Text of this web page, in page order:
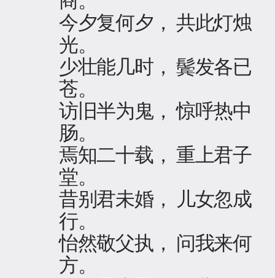
今夕复何夕， 共此灯烛
光。
少壮能几时， 鬓发各已
苍。
访旧半为鬼， 惊呼热中
肠。
焉知二十载， 重上君子
堂。
昔别君未婚， 儿女忽成
行。
怡然敬父执， 问我来何
方。